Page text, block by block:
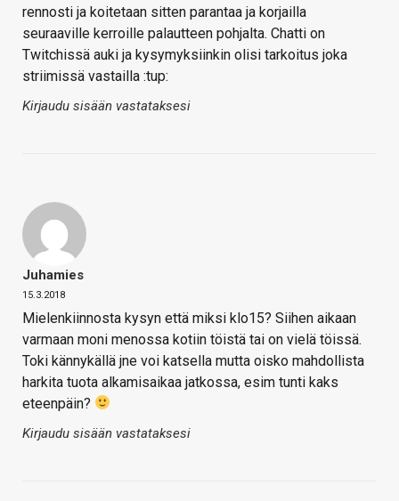
rennosti ja koitetaan sitten parantaa ja korjailla
seuraaville kerroille palautteen pohjalta. Chatti on
Twitchissä auki ja kysymyksiinkin olisi tarkoitus joka
striimissä vastailla :tup:
Kirjaudu sisään vastataksesi
Juhamies
15.3.2018
Mielenkiinnosta kysyn että miksi klo15? Siihen aikaan
varmaan moni menossa kotiin töistä tai on vielä töissä.
Toki kännykällä jne voi katsella mutta oisko mahdollista
harkita tuota alkamisaikaa jatkossa, esim tunti kaks
eteenpäin?
Kirjaudu sisään vastataksesi